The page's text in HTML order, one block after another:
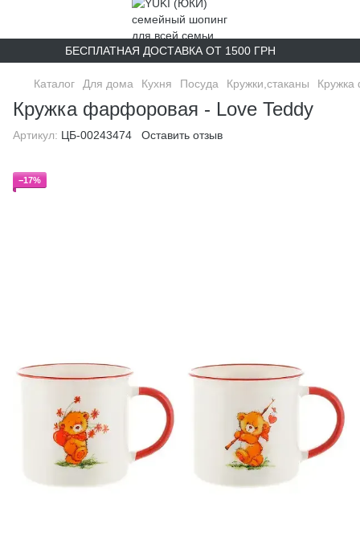
БЕСПЛАТНАЯ ДОСТАВКА ОТ 1500 ГРН
Каталог Для дома Кухня Посуда Кружки,стаканы Кружка
Кружка фарфоровая - Love Teddy
Артикул: ЦБ-00243474 Оставить отзыв
−17%